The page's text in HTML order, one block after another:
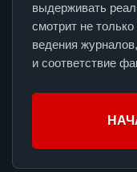
выдерживать
смотрит не
ведения
и соответствие